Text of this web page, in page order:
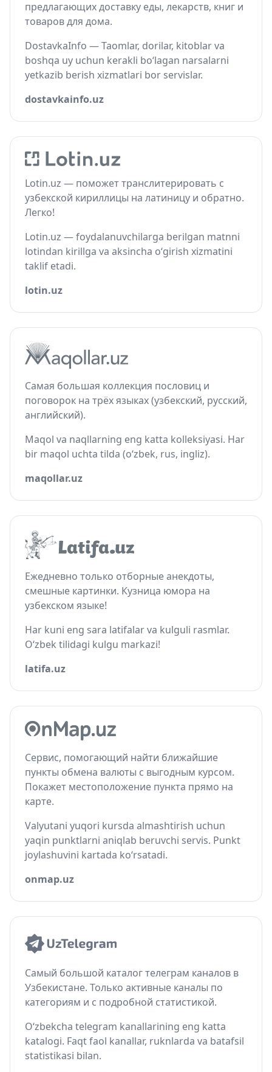
предлагающих доставку еды, лекарств, книг и
товаров для дома.
DostavkaInfo — Taomlar, dorilar, kitoblar va
boshqa uy uchun kerakli bo‘lagan narsalarni
yetkazib berish xizmatlari bor servislar.
dostavkainfo.uz
Lotin.uz — поможет транслитерировать с
узбекской кириллицы на латиницу и обратно.
Легко!
Lotin.uz — foydalanuvchilarga berilgan matnni
lotindan kirillga va aksincha o‘girish xizmatini
taklif etadi.
lotin.uz
Самая большая коллекция пословиц и
поговорок на трёх языках (узбекский, русский,
английский).
Maqol va naqllarning eng katta kolleksiyasi. Har
bir maqol uchta tilda (o‘zbek, rus, ingliz).
maqollar.uz
Ежедневно только отборные анекдоты,
смешные картинки. Кузница юмора на
узбекском языке!
Har kuni eng sara latifalar va kulguli rasmlar.
O‘zbek tilidagi kulgu markazi!
latifa.uz
Сервис, помогающий найти ближайшие
пункты обмена валюты с выгодным курсом.
Покажет местоположение пункта прямо на
карте.
Valyutani yuqori kursda almashtirish uchun
yaqin punktlarni aniqlab beruvchi servis. Punkt
joylashuvini kartada ko‘rsatadi.
onmap.uz
Самый большой каталог телеграм каналов в
Узбекистане. Только активные каналы по
категориям и с подробной статистикой.
O‘zbekcha telegram kanallarining eng katta
katalogi. Faqt faol kanallar, ruknlarda va batafsil
statistikasi bilan.